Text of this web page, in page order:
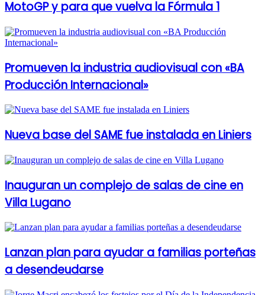
MotoGP y para que vuelva la Fórmula 1
Promueven la industria audiovisual con «BA
Producción Internacional»
Nueva base del SAME fue instalada en Liniers
Inauguran un complejo de salas de cine en
Villa Lugano
Lanzan plan para ayudar a familias porteñas
a desendeudarse